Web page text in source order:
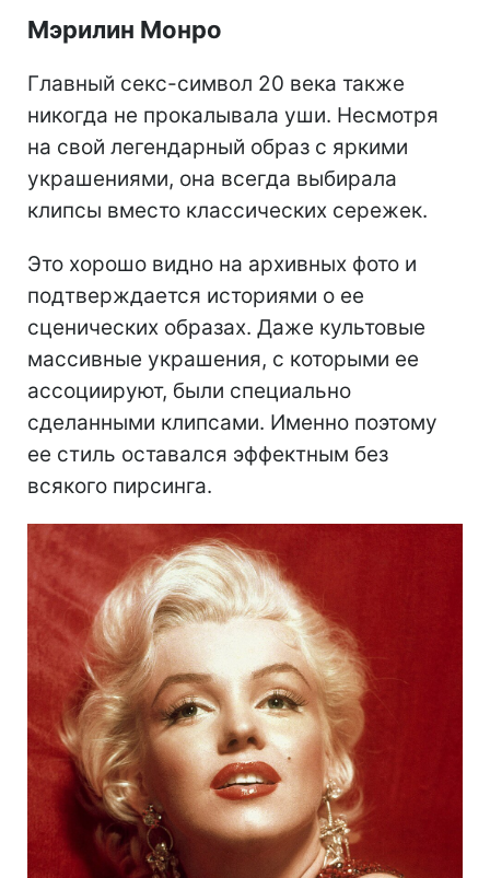
Мэрилин Монро
Главный секс-символ 20 века также
никогда не прокалывала уши. Несмотря
на свой легендарный образ с яркими
украшениями, она всегда выбирала
клипсы вместо классических сережек.
Это хорошо видно на архивных фото и
подтверждается историями о ее
сценических образах. Даже культовые
массивные украшения, с которыми ее
ассоциируют, были специально
сделанными клипсами. Именно поэтому
ее стиль оставался эффектным без
всякого пирсинга.